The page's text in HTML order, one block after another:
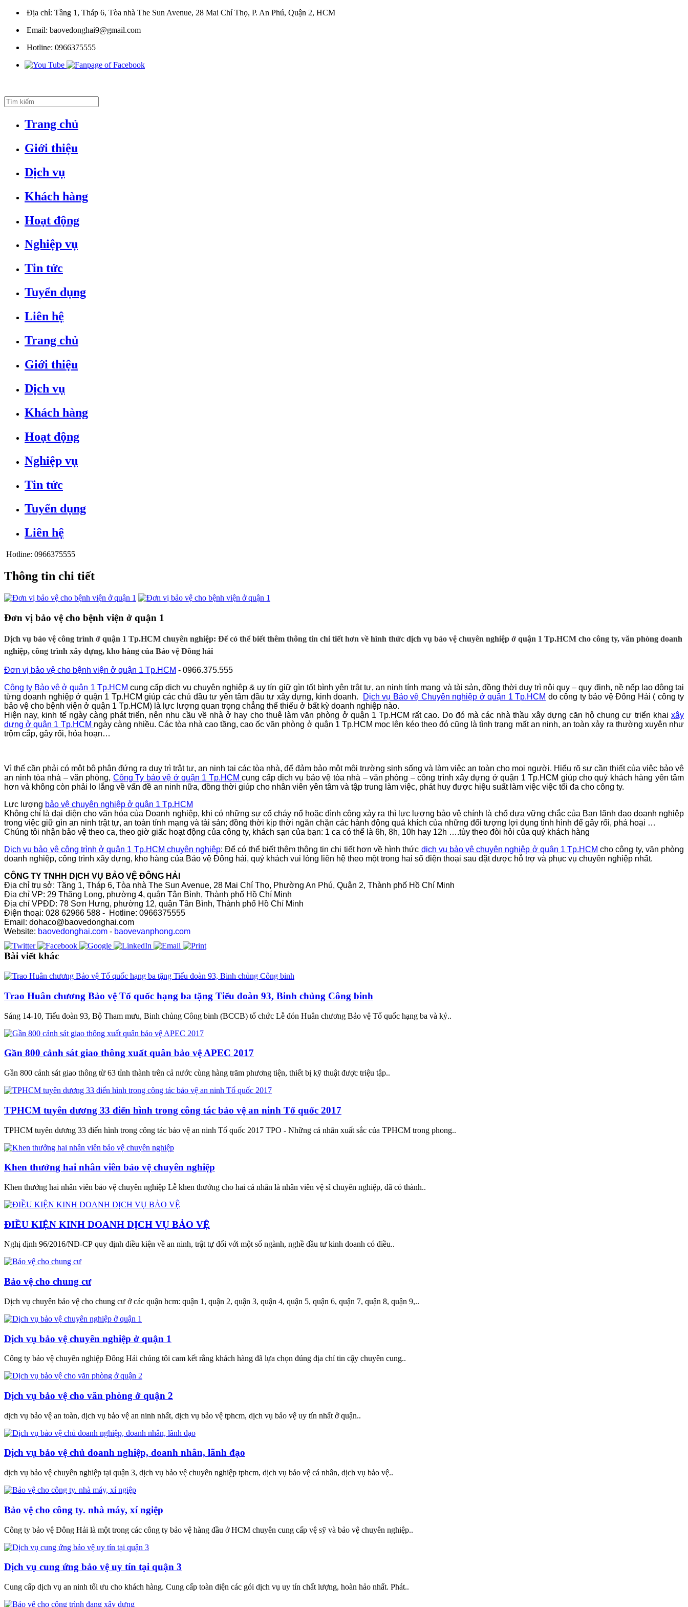
Địa chỉ: Tầng 1, Tháp 6, Tòa nhà The Sun Avenue, 28 Mai Chí Thọ, P. An Phú, Quận 2, HCM
Email: baovedonghai9@gmail.com
Hotline: 0966375555
Trang chủ
Giới thiệu
Dịch vụ
Khách hàng
Hoạt động
Nghiệp vụ
Tin tức
Tuyển dụng
Liên hệ
Trang chủ
Giới thiệu
Dịch vụ
Khách hàng
Hoạt động
Nghiệp vụ
Tin tức
Tuyển dụng
Liên hệ
Hotline: 0966375555
Thông tin chi tiết
Đơn vị bảo vệ cho bệnh viện ở quận 1
Dịch vụ bảo vệ công trình ở quận 1 Tp.HCM chuyên nghiệp: Để có thể biết thêm thông tin chi tiết hơn về hình thức dịch vụ bảo vệ chuyên nghiệp ở quận 1 Tp.HCM cho công ty, văn phòng doanh
nghiệp, công trình xây dựng, kho hàng của Bảo vệ Đông hải
Đơn vị bảo vệ cho bệnh viện ở quận 1 Tp.HCM - 0966.375.555
Công ty Bảo vệở quận 1 Tp.HCM cung cấp dịch vụ chuyên nghiệp & uy tín giữ gìn tốt bình yên trật tự, an ninh tính mạng và tài sản, đồng thời duy trì nội quy – quy định, nề nếp lao động tại
từng doanh nghiệpở quận 1 Tp.HCM giúp các chủ đầu tư yên tâm đầu tư xây dựng, kinh doanh. Dịch vụ Bảo vệ Chuyên nghiệp ở quận 1 Tp.HCM do công ty bảo vệ Đông Hải ( công ty
bảo vệ cho bệnh viện ở quận 1 Tp.HCM) là lực lượng quan trọng chẳng thể thiếu ở bất kỳ doanh nghiệp nào.
Hiện nay, kinh tế ngày càng phát triển, nên nhu cầu về nhà ở hay cho thuê làm văn phòng ở quận 1 Tp.HCM rất cao. Do đó mà các nhà thầu xây dựng căn hộ chung cư triển khaixây
dựngở quận 1 Tp.HCM ngày càng nhiều. Các tòa nhà cao tầng, cao ốc văn phòng ở quận 1 Tp.HCM mọc lên kéo theo đó cũng là tình trạng mất an ninh, an toàn xảy ra thường xuyên như
trộm cắp, gây rối, hỏa hoạn…
Vì thế cần phải có một bộ phận đứng ra duy trì trật tự, an ninh tại các tòa nhà, để đảm bảo một môi trường sinh sống và làm việc an toàn cho mọi người. Hiểu rõ sự cần thiết của việc bảo vệ
an ninh tòa nhà – văn phòng, Công Ty bảo vệ ở quận 1 Tp.HCM cung cấp dịch vụ bảo vệ tòa nhà – văn phòng – công trình xây dựng ở quận 1 Tp.HCM giúp cho quý khách hàng yên tâm
hơn và không còn phải lo lắng về vấn đề an ninh nữa, đồng thời giúp cho nhân viên yên tâm và tập trung làm việc, phát huy được hiệu suất làm việc việc tối đa cho công ty.
Lực lượng bảo vệ chuyên nghiệp ở quận 1 Tp.HCM
Không chỉ là đại diện cho văn hóa của Doanh nghiệp, khi có những sự cố cháy nổ hoặc đình công xảy ra thì lực lượng bảo vệ chính là chổ dựa vững chắc của Ban lãnh đạo doanh nghiệp
trong việc giữ gìn an ninh trật tự, an toàn tính mạng và tài sản; đồng thời kịp thời ngăn chặn các hành động quá khích của những đối tượng lợi dụng tình hình để gây rối, phá hoại …
Chúng tôi nhận bảo vệ theo ca, theo giờ giấc hoạt động của công ty, khách sạn của bạn: 1 ca có thể là 6h, 8h, 10h hay 12h ….tùy theo đòi hỏi của quý khách hàng
Dịch vụ bảo vệ công trìnhở quận 1 Tp.HCM chuyên nghiệp: Để có thể biết thêm thông tin chi tiết hơn về hình thức dịch vụ bảo vệ chuyên nghiệp ở quận 1 Tp.HCM cho công ty, văn phòng
doanh nghiệp, công trình xây dựng, kho hàng của Bảo vệ Đông hải, quý khách vui lòng liên hệ theo một trong hai số điện thoại sau đặt được hỗ trợ và phục vụ chuyên nghiệp nhất.
CÔNG TY TNHH DỊCH VỤ BẢO VỆ ĐÔNG HẢI
Địa chỉ trụ sở: Tầng 1, Tháp 6, Tòa nhà The Sun Avenue, 28 Mai Chí Thọ, Phường An Phú, Quận 2, Thành phố Hồ Chí Minh
Địa chỉ VP: 29 Thăng Long, phường 4, quận Tân Bình, Thành phố Hồ Chí Minh
Địa chỉ VPĐD: 78 Sơn Hưng, phường 12, quận Tân Bình, Thành phố Hồ Chí Minh
Điện thoại: 028 62966 588 - Hotline: 0966375555
Email: dohaco@baovedonghai.com
Website: baovedonghai.com - baovevanphong.com
Bài viết khác
Trao Huân chương Bảo vệ Tổ quốc hạng ba tặng Tiểu đoàn 93, Binh chủng Công binh
Sáng 14-10, Tiểu đoàn 93, Bộ Tham mưu, Binh chủng Công binh (BCCB) tổ chức Lễ đón Huân chương Bảo vệ Tổ quốc hạng ba và kỷ..
Gần 800 cảnh sát giao thông xuất quân bảo vệ APEC 2017
Gần 800 cảnh sát giao thông từ 63 tỉnh thành trên cả nước cùng hàng trăm phương tiện, thiết bị kỹ thuật được triệu tập..
TPHCM tuyên dương 33 điển hình trong công tác bảo vệ an ninh Tổ quốc 2017
TPHCM tuyên dương 33 điển hình trong công tác bảo vệ an ninh Tổ quốc 2017 TPO - Những cá nhân xuất sắc của TPHCM trong phong..
Khen thưởng hai nhân viên bảo vệ chuyên nghiệp
Khen thưởng hai nhân viên bảo vệ chuyên nghiệp Lễ khen thưởng cho hai cá nhân là nhân viên vệ sĩ chuyên nghiệp, đã có thành..
ĐIỀU KIỆN KINH DOANH DỊCH VỤ BẢO VỆ
Nghị định 96/2016/NĐ-CP quy định điều kiện về an ninh, trật tự đối với một số ngành, nghề đầu tư kinh doanh có điều..
Bảo vệ cho chung cư
Dịch vụ chuyên bảo vệ cho chung cư ở các quận hcm: quận 1, quận 2, quận 3, quận 4, quận 5, quận 6, quận 7, quận 8, quận 9,..
Dịch vụ bảo vệ chuyên nghiệp ở quận 1
Công ty bảo vệ chuyên nghiệp Đông Hải chúng tôi cam kết rằng khách hàng đã lựa chọn đúng địa chỉ tin cậy chuyên cung..
Dịch vụ bảo vệ cho văn phòng ở quận 2
dịch vụ bảo vệ an toàn, dịch vụ bảo vệ an ninh nhất, dịch vụ bảo vệ tphcm, dịch vụ bảo vệ uy tín nhất ở quận..
Dịch vụ bảo vệ chủ doanh nghiệp, doanh nhân, lãnh đạo
dịch vụ bảo vệ chuyên nghiệp tại quận 3, dịch vụ bảo vệ chuyên nghiệp tphcm, dịch vụ bảo vệ cá nhân, dịch vụ bảo vệ..
Bảo vệ cho công ty. nhà máy, xí ngiệp
Công ty bảo vệ Đông Hải là một trong các công ty bảo vệ hàng đầu ở HCM chuyên cung cấp vệ sỹ và bảo vệ chuyên nghiệp..
Dịch vụ cung ứng bảo vệ uy tín tại quận 3
Cung cấp dịch vụ an ninh tối ưu cho khách hàng. Cung cấp toàn diện các gói dịch vụ uy tín chất lượng, hoàn hảo nhất. Phát..